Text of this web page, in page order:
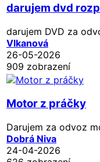
darujem dvd
darujem DVD za
Vlkanová
26-05-2026
909 zobrazení
Motor z práčky
Darujem za odvoz
Dobrá Niva
24-04-2026